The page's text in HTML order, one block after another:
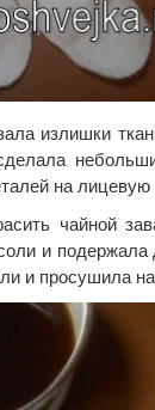
излишки
на лицевую
чайной
и
и просушила